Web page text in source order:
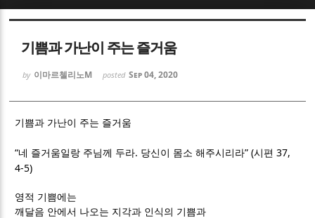
기쁨과 가난이 주는 즐거움
by 이마르첼리노M posted Sep 04, 2020
기쁨과 가난이 주는 즐거움
“네 즐거움일랑 주님께 두라. 당신이 몸소 해주시리라” (시편37,
4-5)
영적 기쁨에는
깨달음 안에서 나오는 지각과 인식의 기쁨과
Sketchbook5, 스케치북5
Sketchbook5, 스케치북5
Sketchbook5, 스케치북5
Sketchbook5, 스케치북5